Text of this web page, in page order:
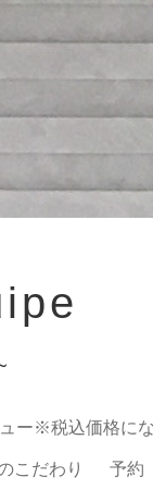
ュー※税込価格に
こだわり 予約